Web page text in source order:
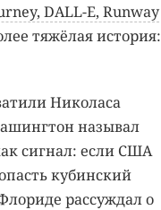
DALL-E, Runway
тяжёлая история:
Николаса
называл
сигнал: если США
кубинский
рассуждал о